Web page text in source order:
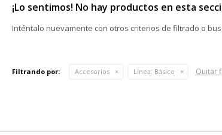
¡Lo sentimos! No hay productos en esta
Inténtalo nuevamente con otros criterios de filtrado o
Filtrando por: Accesorios Línea: Básico Quitar